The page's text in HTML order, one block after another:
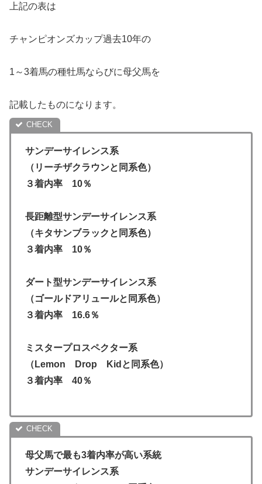
上記の表は
チャンピオンズカップ過去10年の
1～3着馬の種牡馬ならびに母父馬を
記載したものになります。
サンデーサイレンス系
（リーチザクラウンと同系色）
３着内率 10％
長距離型サンデーサイレンス系
（キタサンブラックと同系色）
３着内率 10％
ダート型サンデーサイレンス系
（ゴールドアリュールと同系色）
３着内率 16.6％
ミスタープロスペクター系
（Lemon Drop Kidと同系色）
３着内率 40％
母父馬で最も3着内率が高い系統
サンデーサイレンス系